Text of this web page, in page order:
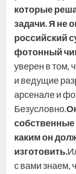
которые
задачи. Я не
российский
фотонный
уверен в том,
и ведущие
арсенале и
Безусловно.
собственные
каким он
изготовить.
с вами знаем,